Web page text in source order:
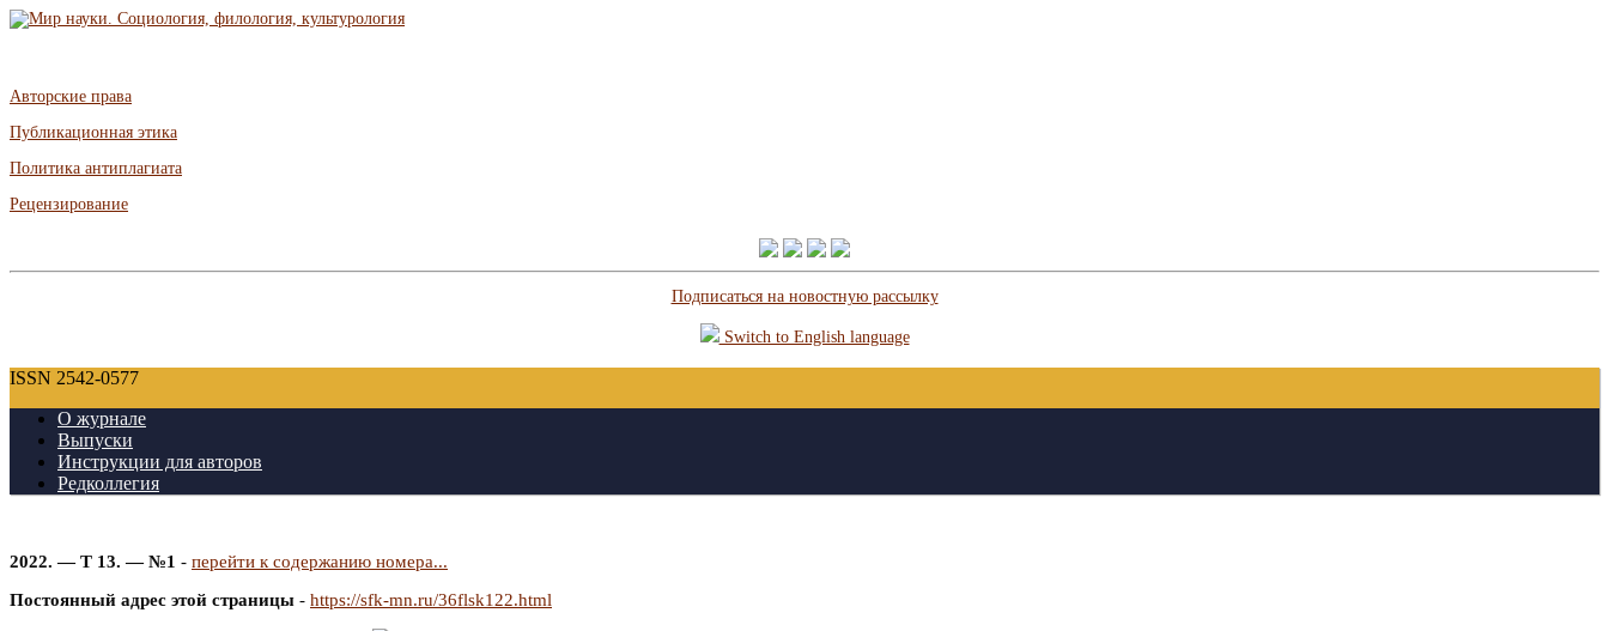
Авторские права
Публикационная этика
Политика антиплагиата
Рецензирование
Подписаться на новостную рассылку
Switch to English language
ISSN 2542-0577
О журнале
Выпуски
Инструкции для авторов
Редколлегия
2022. — Т 13. — №1 - перейти к содержанию номера...
Постоянный адрес этой страницы - https://sfk-mn.ru/36flsk122.html